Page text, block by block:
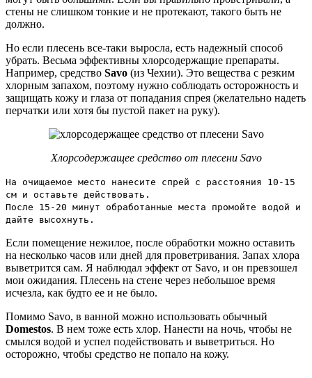
стены не слишком тонкие и не протекают, такого быть не
должно.
Но если плесень все-таки выросла, есть надежный способ
убрать. Весьма эффективны хлорсодержащие препараты.
Например, средство Savo (из Чехии). Это вещества с резким
хлорным запахом, поэтому нужно соблюдать осторожность и
защищать кожу и глаза от попадания спрея (желательно надеть
перчатки или хотя бы пустой пакет на руку).
Хлорсодержащее средство от плесени Savo
На очищаемое место нанесите спрей с расстояния 10-15
см и оставьте действовать.
После 15-20 минут обработанные места промойте водой и
дайте высохнуть.
Если помещение нежилое, после обработки можно оставить
на несколько часов или дней для проветривания. Запах хлора
выветрится сам. Я наблюдал эффект от Savo, и он превзошел
мои ожидания. Плесень на стене через небольшое время
исчезла, как будто ее и не было.
Помимо Savo, в ванной можно использовать обычный
Domestos. В нем тоже есть хлор. Нанести на ночь, чтобы не
смылся водой и успел подействовать и выветриться. Но
осторожно, чтобы средство не попало на кожу.